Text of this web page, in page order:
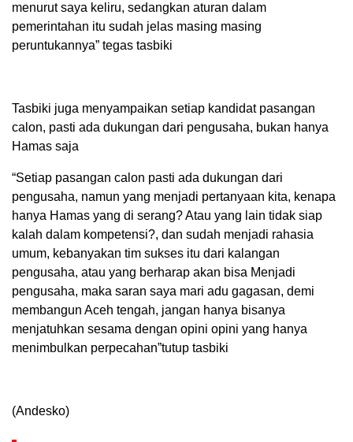
menurut saya keliru, sedangkan aturan dalam
pemerintahan itu sudah jelas masing masing
peruntukannya” tegas tasbiki
Tasbiki juga menyampaikan setiap kandidat pasangan
calon, pasti ada dukungan dari pengusaha, bukan hanya
Hamas saja
“Setiap pasangan calon pasti ada dukungan dari
pengusaha, namun yang menjadi pertanyaan kita, kenapa
hanya Hamas yang di serang? Atau yang lain tidak siap
kalah dalam kompetensi?, dan sudah menjadi rahasia
umum, kebanyakan tim sukses itu dari kalangan
pengusaha, atau yang berharap akan bisa Menjadi
pengusaha, maka saran saya mari adu gagasan, demi
membangun Aceh tengah, jangan hanya bisanya
menjatuhkan sesama dengan opini opini yang hanya
menimbulkan perpecahan”tutup tasbiki
(Andesko)